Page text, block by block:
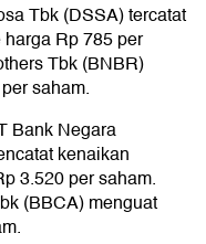
Tbk (DSSA) tercatat
Rp 785 per
Tbk (BNBR)
saham.
Bank Negara
kenaikan
3.520 per saham.
(BBCA) menguat